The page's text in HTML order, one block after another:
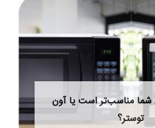
شما مناسب‌تر است یا آون
توستر؟